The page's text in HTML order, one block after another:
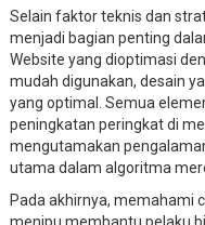
Selain faktor teknis dan
menjadi bagian penting
Website yang dioptimasi
mudah digunakan, desain
yang optimal. Semua
peningkatan peringkat di
mengutamakan
utama dalam algoritma
Pada akhirnya, memahami